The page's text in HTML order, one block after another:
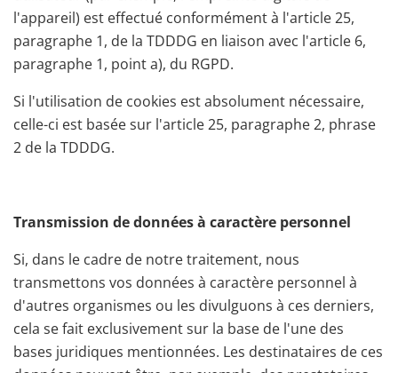
l'appareil) est effectué conformément à l'article 25,
paragraphe 1, de la TDDDG en liaison avec l'article 6,
paragraphe 1, point a), du RGPD.
Si l'utilisation de cookies est absolument nécessaire,
celle-ci est basée sur l'article 25, paragraphe 2, phrase
2 de la TDDDG.
Transmission de données à caractère personnel
Si, dans le cadre de notre traitement, nous
transmettons vos données à caractère personnel à
d'autres organismes ou les divulguons à ces derniers,
cela se fait exclusivement sur la base de l'une des
bases juridiques mentionnées. Les destinataires de ces